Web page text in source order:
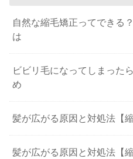
自然な縮毛矯正ってできる
は
ビビリ毛になってしまった
め
髪が広がる原因と対処法【
髪が広がる原因と対処法【